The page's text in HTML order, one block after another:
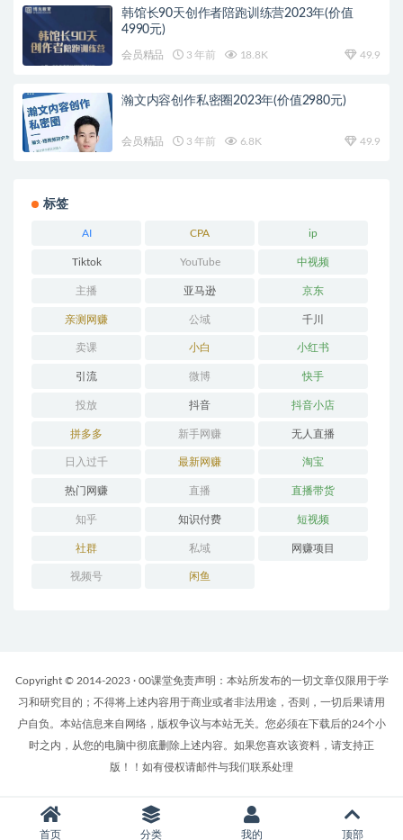
韩馆长90天创作者陪跑训练营2023年(价值
4990元)
会员精品 3 年前 18.8K 49.9
瀚文内容创作私密圈2023年(价值2980元)
会员精品 3 年前 6.8K 49.9
标签
AI CPA ip
Tiktok YouTube 中视频
主播 亚马逊 京东
亲测网赚 公域 千川
卖课 小白 小红书
引流 微博 快手
投放 抖音 抖音小店
拼多多 新手网赚 无人直播
日入过千 最新网赚 淘宝
热门网赚 直播 直播带货
知乎 知识付费 短视频
社群 私域 网赚项目
视频号 闲鱼
Copyright © 2014-2023 · 00课堂免责声明：本站所发布的一切文章仅限用于学
习和研究目的；不得将上述内容用于商业或者非法用途，否则，一切后果请用
户自负。本站信息来自网络，版权争议与本站无关。您必须在下载后的24个小
时之内，从您的电脑中彻底删除上述内容。如果您喜欢该资料，请支持正
版！！如有侵权请邮件与我们联系处理
首页 分类 我的 顶部